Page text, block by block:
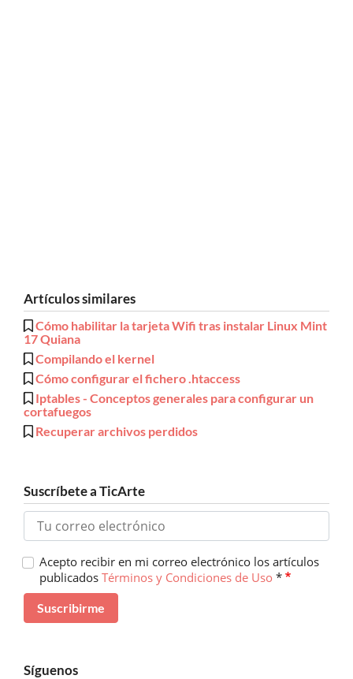
Artículos similares
Cómo habilitar la tarjeta Wifi tras instalar Linux Mint
17 Quiana
Compilando el kernel
Cómo configurar el fichero .htaccess
Iptables - Conceptos generales para configurar un
cortafuegos
Recuperar archivos perdidos
Suscríbete a TicArte
Acepto recibir en mi correo electrónico los artículos
publicados Términos y Condiciones de Uso *
Síguenos